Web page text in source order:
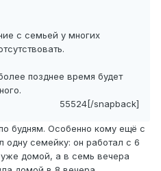
с семьей у многих
позднее время будет
55524[/snapback]
будням. Особенно кому ещё с
одну семейку: он работал с 6
уже домой, а в семь вечера